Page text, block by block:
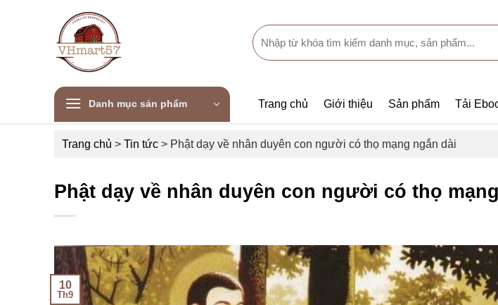
Search
for:
Danh mục sản phẩm Trang chủ Giới thiệu Sản phẩm Tải
Trang chủ > Tin tức > Phật dạy về nhân duyên con người có thọ mạng ngắn dài
Phật dạy về nhân duyên con người có thọ
10
Th9